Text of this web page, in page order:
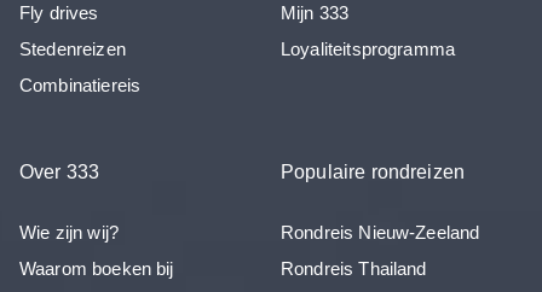
Fly drives
Stedenreizen
Combinatiereis
Mijn 333
Loyaliteitsprogramma
Over 333
Wie zijn wij?
Waarom boeken bij
Populaire rondreizen
Rondreis Nieuw-Zeeland
Rondreis Thailand